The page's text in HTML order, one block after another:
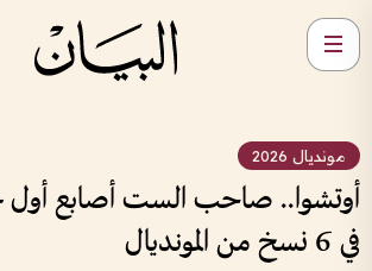
مونديال 2026
أوتشوا.. صاحب الست أصابع
في 6 نسخ من المونديال